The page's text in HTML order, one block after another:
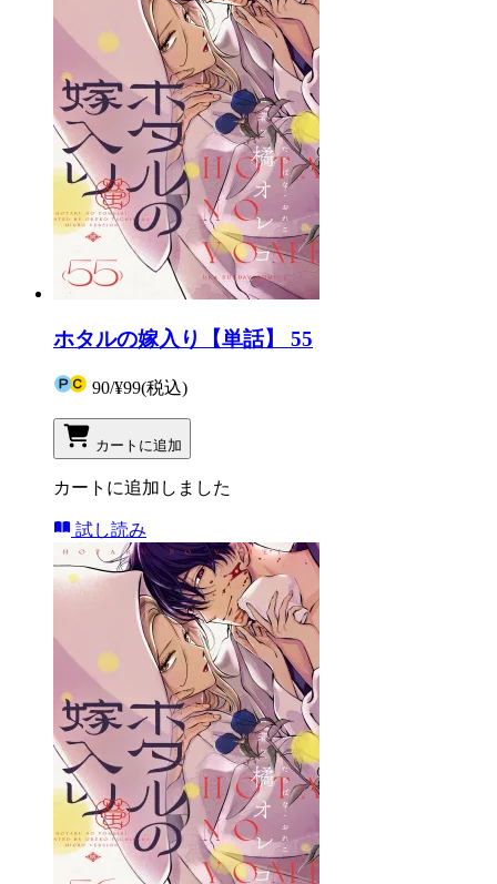
ホタルの嫁入り【単話】 55
90/¥99(税込)
カートに追加
カートに追加しました
試し読み